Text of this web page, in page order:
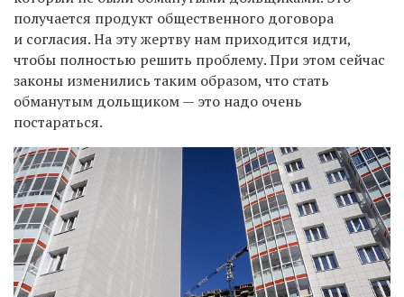
получается продукт общественного договора
и согласия. На эту жертву нам приходится идти,
чтобы полностью решить проблему. При этом сейчас
законы изменились таким образом, что стать
обманутым дольщиком — это надо очень
постараться.